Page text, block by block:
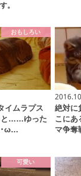
。
おもしろい
イムラプス
と……ゆった
･ω…
絶対に
こにあ
マ争奪
可愛い